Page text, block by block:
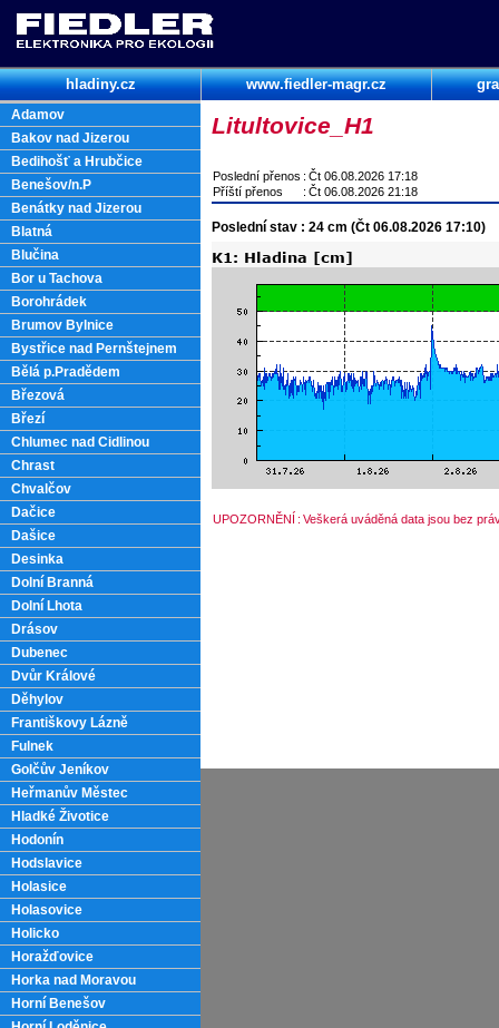
hladiny.cz www.fiedler-magr.cz
Adamov
Bakov nad Jizerou
Bedihošť a Hrubčice
Benešov/n.P
Benátky nad Jizerou
Blatná
Blučina
Bor u Tachova
Borohrádek
Brumov Bylnice
Bystřice nad Pernštejnem
Bělá p.Pradědem
Březová
Březí
Chlumec nad Cidlinou
Chrast
Chvalčov
Dačice
Dašice
Desinka
Dolní Branná
Dolní Lhota
Drásov
Dubenec
Dvůr Králové
Děhylov
Františkovy Lázně
Fulnek
Golčův Jeníkov
Heřmanův Městec
Hladké Životice
Hodonín
Hodslavice
Holasice
Holasovice
Holicko
Horažďovice
Horka nad Moravou
Horní Benešov
Litultovice_H1
Poslední přenos : Čt 06.08.2026 17:18
Příští přenos
: Čt 06.08.2026 21:18
Poslední stav : 24 cm (Čt 06.08.2026 17:10)
UPOZORNĚNÍ : Veškerá uváděná data jsou bez